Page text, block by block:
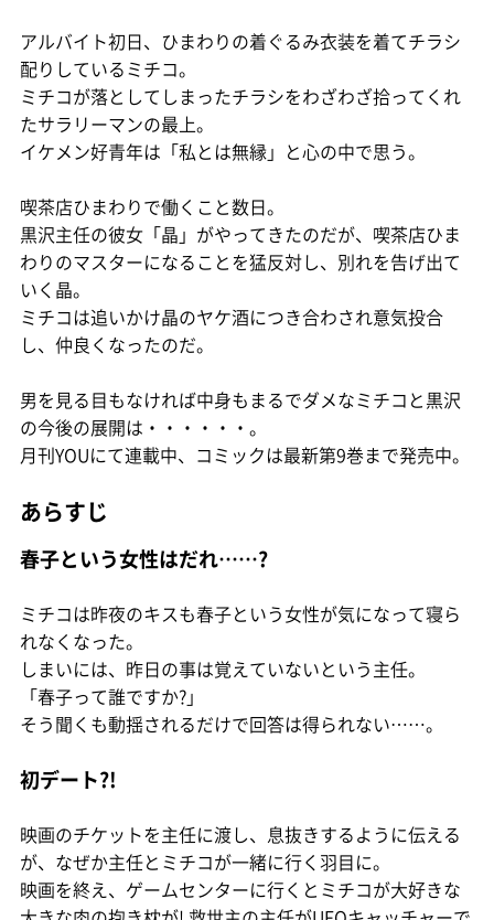
アルバイト初日、ひまわりの着ぐるみ衣装を着てチラシ
配りしているミチコ。
ミチコが落としてしまったチラシをわざわざ拾ってくれ
たサラリーマンの最上。
イケメン好青年は「私とは無縁」と心の中で思う。
喫茶店ひまわりで働くこと数日。
黒沢主任の彼女「晶」がやってきたのだが、喫茶店ひま
わりのマスターになることを猛反対し、別れを告げ出て
いく晶。
ミチコは追いかけ晶のヤケ酒につき合わされ意気投合
し、仲良くなったのだ。
男を見る目もなければ中身もまるでダメなミチコと黒沢
の今後の展開は・・・・・・。
月刊YOUにて連載中、コミックは最新第9巻まで発売中。
あらすじ
春子という女性はだれ……?
ミチコは昨夜のキスも春子という女性が気になって寝ら
れなくなった。
しまいには、昨日の事は覚えていないという主任。
「春子って誰ですか?」
そう聞くも動揺されるだけで回答は得られない……。
初デート?!
映画のチケットを主任に渡し、息抜きするように伝える
が、なぜか主任とミチコが一緒に行く羽目に。
映画を終え、ゲームセンターに行くとミチコが大好きな